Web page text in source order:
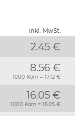
inkl. MwSt.
2.45 €
8.56 €
1000 Korn = 17.12 €
16.05 €
1000 Korn = 16.05 €